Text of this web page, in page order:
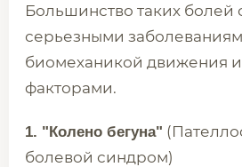
Большинство таких болей
серьезными
биомеханикой движения
факторами.
1. "Колено бегуна"
болевой синдром)